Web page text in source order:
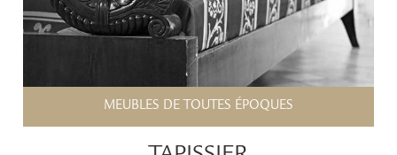
MEUBLES DE TOUTES ÉPOQUES